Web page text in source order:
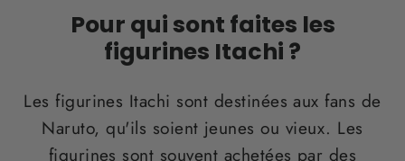
Pour qui sont faites les
figurines Itachi ?
Les figurines Itachi sont destinées aux fans de
Naruto, qu'ils soient jeunes ou vieux. Les
figurines sont souvent achetées par des